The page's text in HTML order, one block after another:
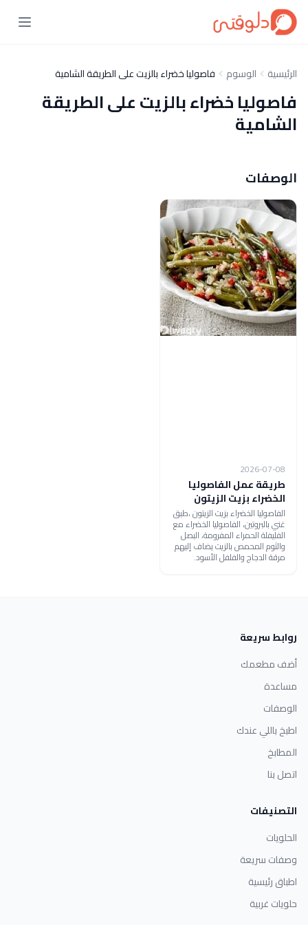
الرئيسية الوسوم فاصوليا خضراء بالزيت على الطريقة الشامية
فاصوليا خضراء بالزيت على الطريقة
الشامية
الوصفات
2026-07-08
طريقة عمل الفاصوليا
الخضراء بزيت الزيتون
الفاصوليا الخضراء بزيت الزيتون ،طبق
غني بالبروتين، الفاصوليا الخضراء مع
الفليفلة الحمراء المفرومة، البصل
والثوم المحمص بالزيت يضاف إليهم
مرقة الدجاج والفلفل الأسود.
روابط سريعة
أضف مطعمك
مساعدة
الوصفات
اطبخ باللي عندك
المطابخ
اتصل بنا
التصنيفات
الحلويات
وصفات سريعة
اطباق رئيسية
حلويات غربية